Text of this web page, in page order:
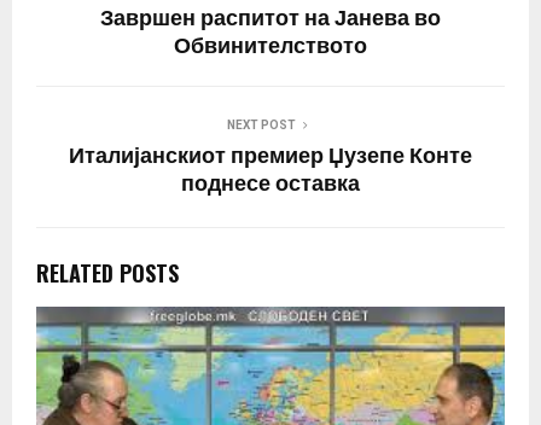
Завршен распитот на Јанева во
Обвинителството
NEXT POST
Италијанскиот премиер Џузепе Конте
поднесе оставка
RELATED POSTS